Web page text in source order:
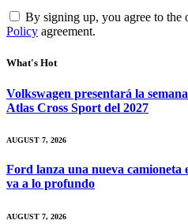
By signing up, you agree to the
Policy agreement.
What's Hot
Volkswagen presentará la
Atlas Cross Sport del 2027
AUGUST 7, 2026
Ford lanza una nueva camioneta
va a lo profundo
AUGUST 7, 2026